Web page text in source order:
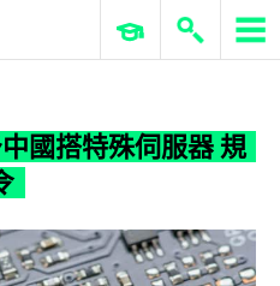
ERP 與商業 AI
國搭特殊伺服器 規